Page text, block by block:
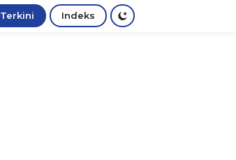
Terkini Indeks